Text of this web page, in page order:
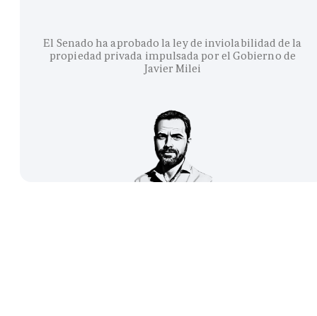
El Senado ha aprobado la ley de inviolabilidad de la
propiedad privada impulsada por el Gobierno de
Javier Milei